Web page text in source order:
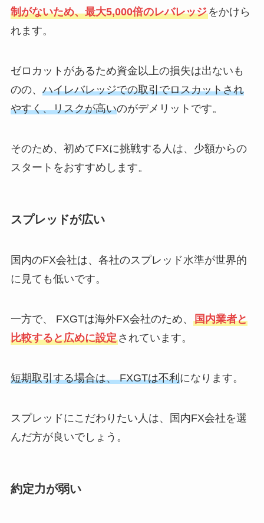
制がないため、最大5,000倍のレバレッジをかけら
れます。
ゼロカットがあるため資金以上の損失は出ないも
のの、 ハイレバレッジでの取引でロスカットされ
やすく、リスクが高いのがデメリットです。
そのため、初めてFXに挑戦する人は、少額からの
スタートをおすすめします。
スプレッドが広い
国内のFX会社は、各社のスプレッド水準が世界的
に見ても低いです。
一方で、 FXGTは海外FX会社のため、 国内業者と
比較すると広めに設定されています。
短期取引する場合は、 FXGTは不利になります。
スプレッドにこだわりたい人は、国内FX会社を選
んだ方が良いでしょう。
約定力が弱い